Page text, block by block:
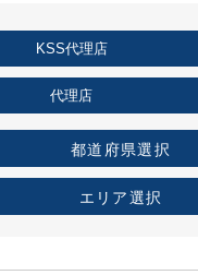
。
店情報
立ち情報
企業様採用事例
KSS代理店
代理店
都道府県選択
エリア選択